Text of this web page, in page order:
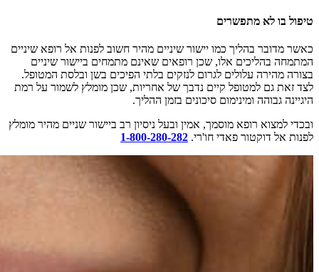
טיפול בו לא מתפשרים
כאשר מדובר בהליך כמו יישור שיניים מהיר חשוב לפנות אל רופא שיניים
המתמחה בהליכים אלו, שכן רופאים שאינם מתמחים ביישור שיניים
בצורה מהירה עלולים לגרום לנזקים בלתי הפיכים בשן ובלסת המטופל.
לצד זאת גם למטופל קיים נדבך של אחריות, שכן מומלץ לשמור על רמת
היגיינה גבוהה ומינימום סיכונים בזמן ההליך.
ובכדי למצוא רופא מוסמך, אמין ובעל ניסיון רב ביישור שניים מהיר מומלץ
לפנות אל דוקטור פאדי חו'רי. 1-800-280-282